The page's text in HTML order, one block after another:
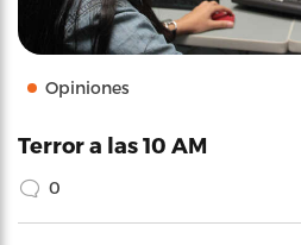
Opiniones
Terror a las 10 AM
0